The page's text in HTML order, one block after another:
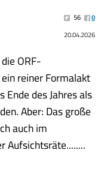
56
0
20.04.2026
ORF-
reiner Formalakt
des Jahres als
Aber: Das große
auch im
Aufsichts­räte........